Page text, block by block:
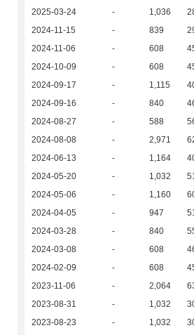
2025-03-24
- 1,036
2024-11-15
- 839
2024-11-06
- 608
2024-10-09
- 608
2024-09-17
- 1,115
2024-09-16
- 840
2024-08-27
- 588
2024-08-08
- 2,971
2024-06-13
- 1,164
2024-05-20
- 1,032
2024-05-06
- 1,160
2024-04-05
- 947
2024-03-28
- 840
2024-03-08
- 608
2024-02-09
- 608
2023-11-06
- 2,064
2023-08-31
- 1,032
2023-08-23
- 1,032